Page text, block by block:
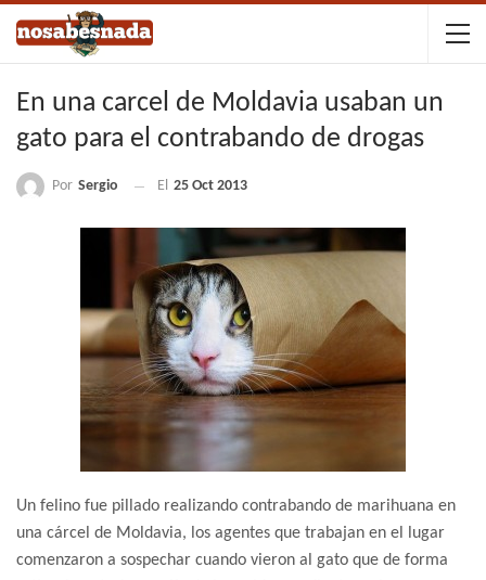
En una carcel de Moldavia usaban un
gato para el contrabando de drogas
Por Sergio El 25 Oct 2013
Un felino fue pillado realizando contrabando de marihuana en
una cárcel de Moldavia, los agentes que trabajan en el lugar
comenzaron a sospechar cuando vieron al gato que de forma